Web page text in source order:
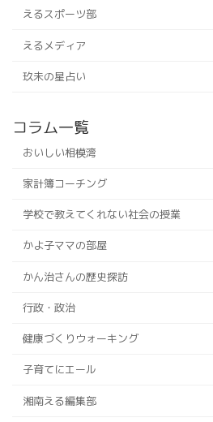
えるスポーツ部
えるメディア
玖未の星占い
コラム一覧
おいしい相模湾
家計簿コーチング
学校で教えてくれない社会の授業
かよ子ママの部屋
かん治さんの歴史探訪
行政・政治
健康づくりウォーキング
子育てにエール
湘南える編集部